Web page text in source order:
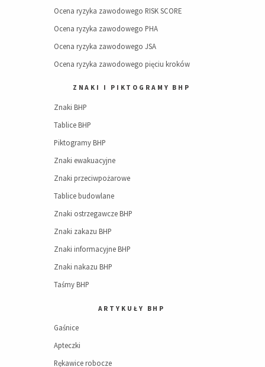
Ocena ryzyka zawodowego RISK SCORE
Ocena ryzyka zawodowego PHA
Ocena ryzyka zawodowego JSA
Ocena ryzyka zawodowego pięciu kroków
ZNAKI I PIKTOGRAMY BHP
Znaki BHP
Tablice BHP
Piktogramy BHP
Znaki ewakuacyjne
Znaki przeciwpożarowe
Tablice budowlane
Znaki ostrzegawcze BHP
Znaki zakazu BHP
Znaki informacyjne BHP
Znaki nakazu BHP
Taśmy BHP
ARTYKUŁY BHP
Gaśnice
Apteczki
Rękawice robocze